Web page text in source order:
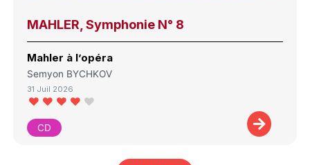
MAHLER, Symphonie N° 8
Mahler à l’opéra
Semyon BYCHKOV
31 Juil 2026
CD